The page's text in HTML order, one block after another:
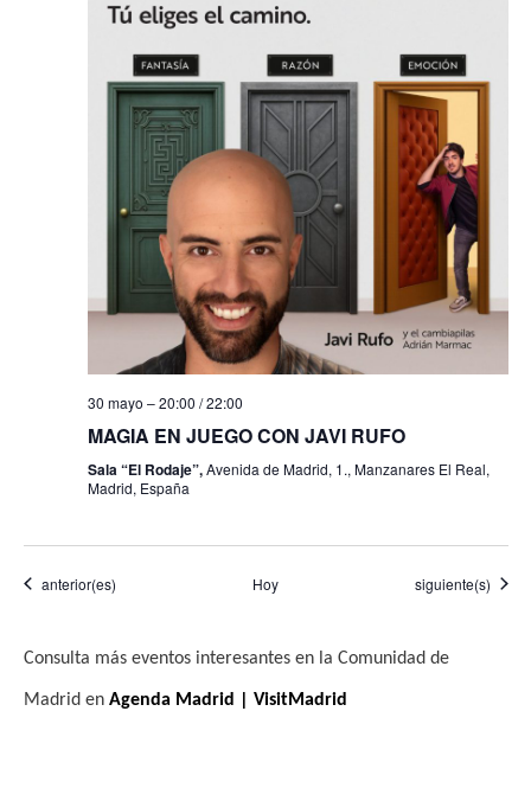
30 mayo – 20:00 /22:00
MAGIA EN JUEGO CON JAVI RUFO
Sala “El Rodaje”,Avenida de Madrid, 1., Manzanares El Real,
Madrid, España
Eventos
anterior(es) Hoy Eventos
siguiente(s)
Consulta más eventos interesantes en la Comunidad de
Madrid en Agenda Madrid | VisitMadrid